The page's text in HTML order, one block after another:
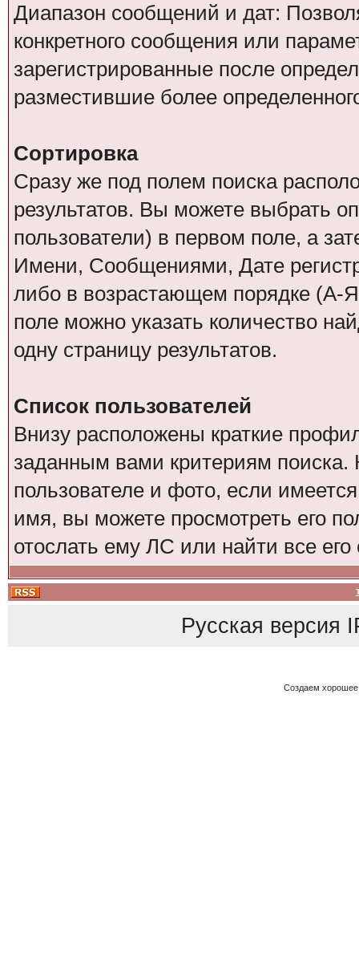
Диапазон сообщений и дат:
конкретного сообщения или
зарегистрированные после
разместившие более
Сортировка
Сразу же под полем поиска
результатов. Вы можете выбрать
пользователи) в первом поле, а
Имени, Сообщениями, Дате
либо в возрастающем порядке
поле можно указать количество
одну страницу результатов.
Список пользователей
Внизу расположены краткие
заданным вами критериям поиска.
пользователе и фото, если
имя, вы можете просмотреть его
отослать ему ЛС или найти все
Русская версия
Создаем